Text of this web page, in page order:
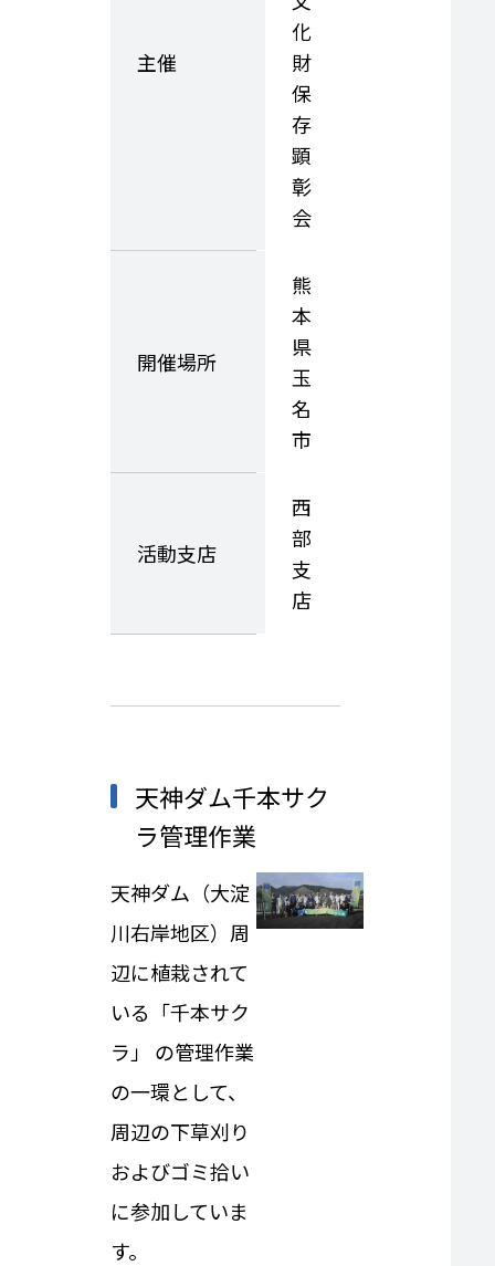
主催
化
財
保
存
顕
彰
会
開催場所
熊
本
県
玉
名
市
活動支店
西
部
支
店
天神ダム千本サク
ラ管理作業
天神ダム（大淀
川右岸地区）周
辺に植栽されて
いる「千本サク
ラ」 の管理作業
の一環として、
周辺の下草刈り
およびゴミ拾い
に参加していま
す。